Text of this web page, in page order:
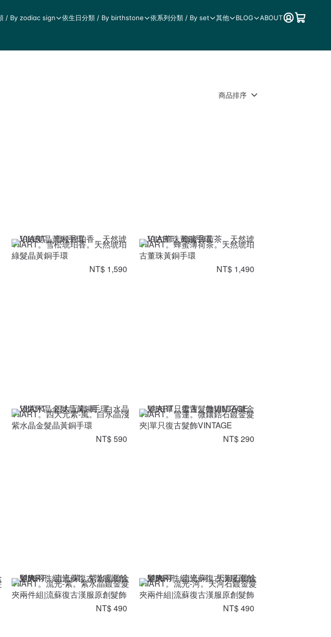
/ By zodiac sign 依生日分類 / By birthstone 依系列分類 / By set 其他 BLOG ABOUT
商品排序
VIIART。雪松琥珀香。天然琥珀
綠髮晶黃銅手環
NT$ 1,590
VIIART。蜂蜜薄荷茶。天然琥珀
古董珠黃銅手環
NT$ 1,490
VIIART。四大元素-風。白水晶淺
紫水晶金髮晶黃銅手環
NT$ 590
VIIART。雪蓮。微鑲鋯石鍍金髮
夾|單只復古髮飾VINTAGE
NT$ 290
VIIART。流光-紫。紫水晶鍍金髮
夾兩件組|流蘇復古漢服原創髮飾
NT$ 490
VIIART。流光-河。天河石鍍金髮
夾兩件組|流蘇復古漢服原創髮飾
NT$ 490